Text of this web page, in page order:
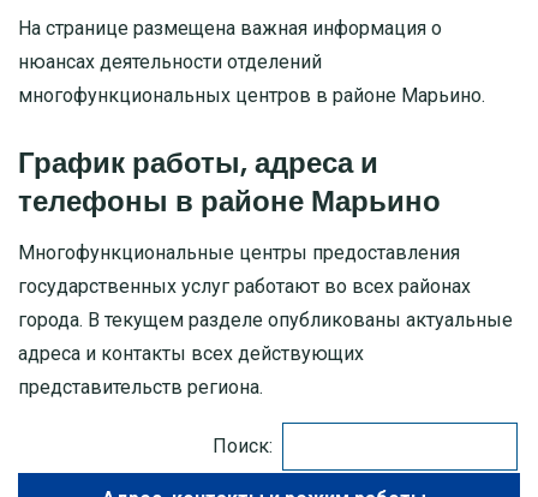
На странице размещена важная информация о
нюансах деятельности отделений
многофункциональных центров в районе Марьино.
График работы, адреса и
телефоны в районе Марьино
Многофункциональные центры предоставления
государственных услуг работают во всех районах
города. В текущем разделе опубликованы актуальные
адреса и контакты всех действующих
представительств региона.
Поиск:
МОЖАЙСКИЙ
САО
МОСКОВСКАЯ ОБЛАСТЬ
ПУШКИНО
ДЗЕРЖИНСКИЙ